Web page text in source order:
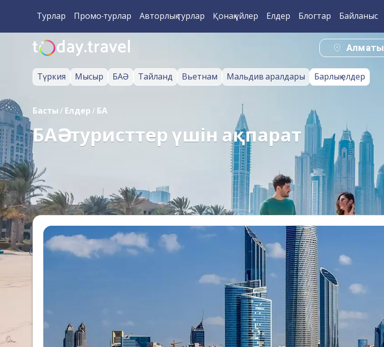
Турлар Промо-турлар Авторлық турлар Қонақ үйлер Елдер Блогтар Байланыс
Алматы
Түркия Мысыр БАӘ Тайланд Вьетнам Мальдив аралдары Барлық елдер
Басты / Елдер / БАӘ
БАӘ - туристтер үшін ақпарат